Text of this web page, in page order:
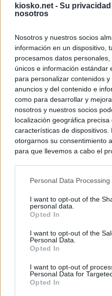
kiosko.net - Su
nosotros
Nosotros y nuestros socios
información en un dispositivo,
procesamos datos
únicos e información estándar
para personalizar contenidos
anuncios y del contenido e
como para desarrollar y
nosotros y nuestros socios
localización geográfica
características de dispositivos.
otorgarnos su consentimiento
para que llevemos a cabo el
negar su consentimiento.
de su consentimiento, pero
rechazar tal procesamiento.
cualquier momento entrando
visitando nuestra política de
Personal Data
I want to opt-out of the
personal data.
Opted In
I want to opt-out of the
Personal Data.
Opted In
I want to opt-out of
Personal Data for
Opted In